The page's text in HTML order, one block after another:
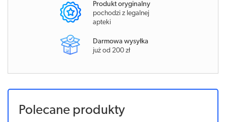
Produkt oryginalny
pochodzi z legalnej
apteki
Darmowa wysyłka
już od 200 zł
Polecane produkty